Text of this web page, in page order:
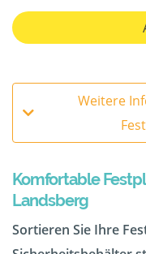
Weitere
Komfortable
Landsberg
Sortieren Sie Ihre